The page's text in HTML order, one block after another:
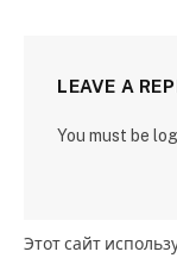
LEAVE A
You must be
Этот сайт